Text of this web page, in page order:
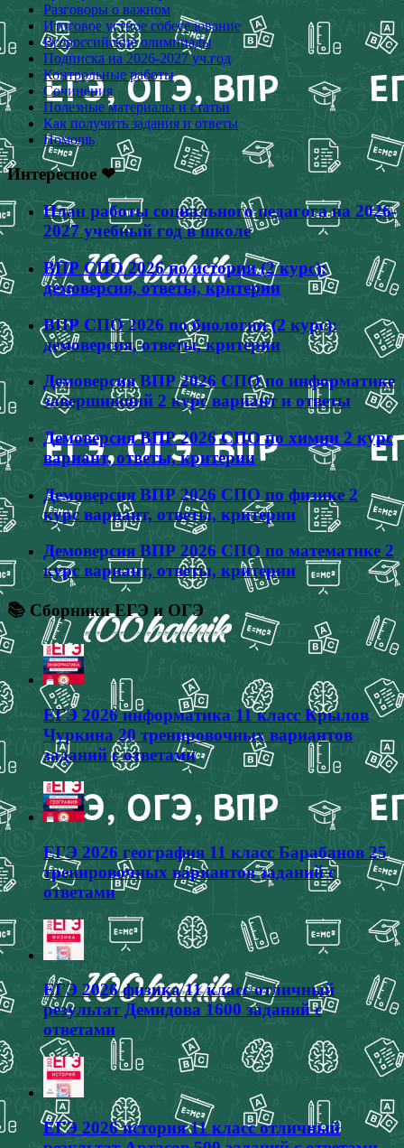
Разговоры о важном
Итоговое устное собеседование
Всероссийские олимпиады
Подписка на 2026-2027 уч.год
Контрольные работы
Сочинения
Полезные материалы и статьи
Как получить задания и ответы
Помощь
Интересное ❤
План работы социального педагога на 2026-
2027 учебный год в школе
ВПР СПО 2026 по истории (2 курс):
демоверсия, ответы, критерии
ВПР СПО 2026 по биологии (2 курс):
демоверсия, ответы, критерии
Демоверсия ВПР 2026 СПО по информатике
завершивший 2 курс вариант и ответы
Демоверсия ВПР 2026 СПО по химии 2 курс
вариант, ответы, критерии
Демоверсия ВПР 2026 СПО по физике 2
курс вариант, ответы, критерии
Демоверсия ВПР 2026 СПО по математике 2
курс вариант, ответы, критерии
📚 Сборники ЕГЭ и ОГЭ
ЕГЭ 2026 информатика 11 класс Крылов
Чуркина 20 тренировочных вариантов
заданий с ответами
ЕГЭ 2026 география 11 класс Барабанов 25
тренировочных вариантов заданий с
ответами
ЕГЭ 2026 физика 11 класс отличный
результат Демидова 1600 заданий с
ответами
ЕГЭ 2026 история 11 класс отличный